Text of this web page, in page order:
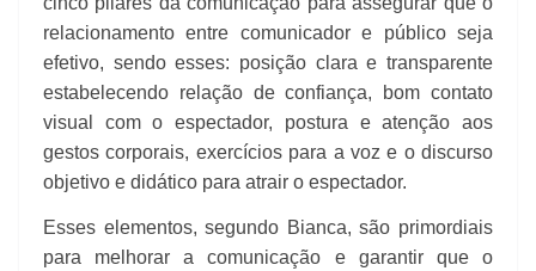
relacionamento entre comunicador e público seja
efetivo, sendo esses: posição clara e transparente
estabelecendo relação de confiança, bom contato
visual com o espectador, postura e atenção aos
gestos corporais, exercícios para a voz e o discurso
objetivo e didático para atrair o espectador.
Esses elementos, segundo Bianca, são primordiais
para melhorar a comunicação e garantir que o